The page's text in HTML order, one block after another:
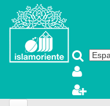
Pasar al contenido principal